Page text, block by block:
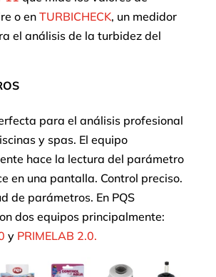
o en TURBICHECK, un medidor
el análisis de la turbidez del
para el análisis profesional
y spas. El equipo
hace la lectura del parámetro
en una pantalla. Control preciso.
de parámetros. En PQS
dos equipos principalmente:
y PRIMELAB 2.0.